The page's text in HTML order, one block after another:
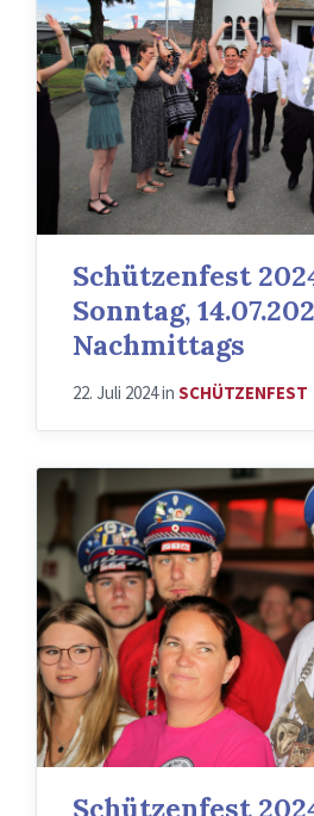
Schützenfest
Sonntag,
Nachmittags
22. Juli 2024in SCHÜTZENFEST
Schützenfest